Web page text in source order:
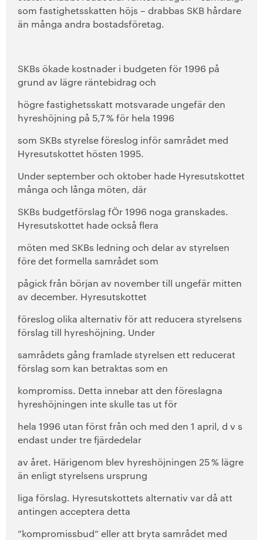
som fastighetsskatten höjs – drabbas SKB hårdare
än många andra bostadsföretag.
SKBs ökade kostnader i budgeten för 1996 på
grund av lägre räntebidrag och
högre fastighetsskatt motsvarade ungefär den
hyreshöjning på 5,7 % för hela 1996
som SKBs styrelse föreslog inför samrådet med
Hyresutskottet hösten 1995.
Under september och oktober hade Hyresutskottet
många och långa möten, där
SKBs budgetförslag fÖr 1996 noga granskades.
Hyresutskottet hade också flera
möten med SKBs ledning och delar av styrelsen
före det formella samrådet som
pågick från början av november till ungefär mitten
av december. Hyresutskottet
föreslog olika alternativ för att reducera styrelsens
förslag till hyreshöjning. Under
samrådets gång framlade styrelsen ett reducerat
förslag som kan betraktas som en
kompromiss. Detta innebar att den föreslagna
hyreshöjningen inte skulle tas ut för
hela 1996 utan först från och med den 1 april, d v s
endast under tre fjärdedelar
av året. Härigenom blev hyreshöjningen 25 % lägre
än enligt styrelsens ursprung
liga förslag. Hyresutskottets alternativ var då att
antingen acceptera detta
”kompromissbud” eller att bryta samrådet med